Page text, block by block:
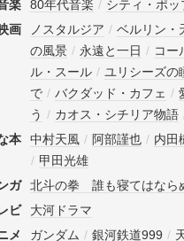
楽
80年代音楽 / シティ・ポッ
画
ノスタルジア / ベルリン・
の風景 / 永遠と一日 / コー
ル・スール / ユリシーズの
で / バクダッド・カフェ /
う / カオス・シチリア物語
本
中村天風 / 阿部謹也 / 内田
/ 甲田光雄
ガ
北斗の拳 誰も寝てはなら
ビ
大河ドラマ
メ
ガンダム / 銀河鉄道999 /